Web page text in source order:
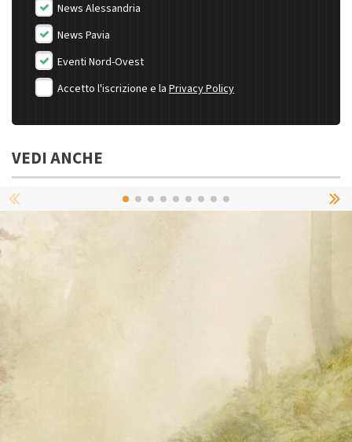
News Alessandria
News Pavia
Eventi Nord-Ovest
Accetto l'iscrizione e la Privacy Policy
VEDI ANCHE